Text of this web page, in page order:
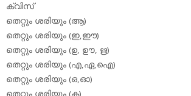
ക്വിസ്
തെറ്റും ശരിയും (ആ)
തെറ്റും ശരിയും (ഇ,ഈ)
തെറ്റും ശരിയും (ഉ, ഊ, ഋ)
തെറ്റും ശരിയും (എ,ഏ,ഐ)
തെറ്റും ശരിയും (ഒ,ഓ)
തെറ്റും ശരിയും (ക)